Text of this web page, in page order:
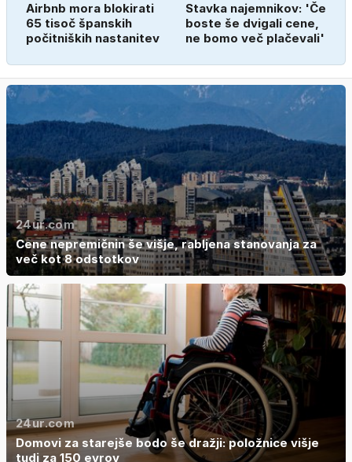
Airbnb mora blokirati
65 tisoč španskih
počitniških nastanitev
Stavka najemnikov: 'Če
boste še dvigali cene,
ne bomo več plačevali'
24ur.com
Cene nepremičnin še višje, rabljena stanovanja za
več kot 8 odstotkov
24ur.com
Domovi za starejše bodo še dražji: položnice višje
tudi za 150 evrov